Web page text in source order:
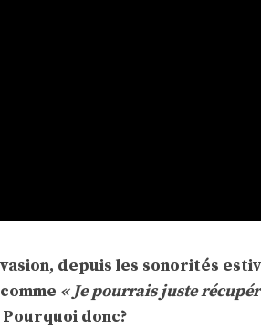
depuis les sonorités
« Je pourrais juste
Pourquoi donc?